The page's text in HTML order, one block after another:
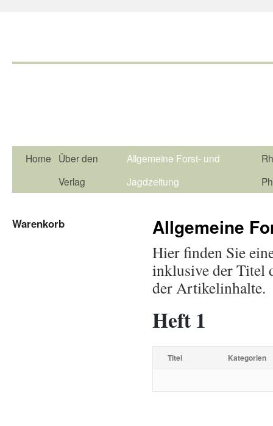
Home
Über den
Verlag
Allgemeine Forst- und
Jagdzeitung
Allgemeine
Hier finden Sie
inklusive der Titel
der Artikelinhalte.
Heft 1
Titel Kategorien
Warenkorb